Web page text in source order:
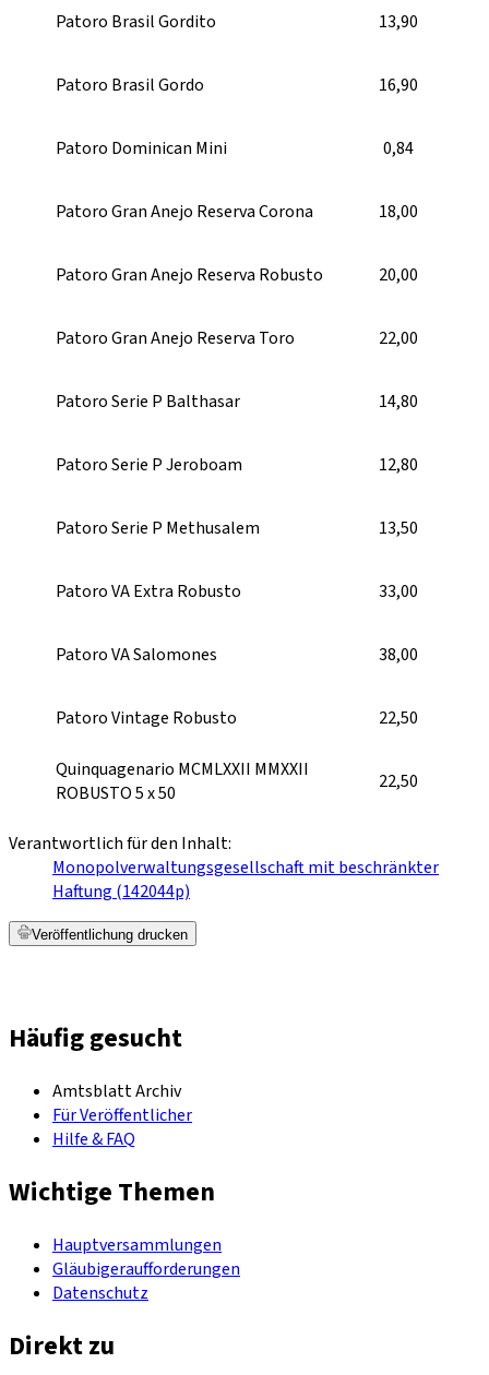
Patoro Brasil Gordito 13,90
Patoro Brasil Gordo 16,90
Patoro Dominican Mini 0,84
Patoro Gran Anejo Reserva Corona 18,00
Patoro Gran Anejo Reserva Robusto 20,00
Patoro Gran Anejo Reserva Toro 22,00
Patoro Serie P Balthasar 14,80
Patoro Serie P Jeroboam 12,80
Patoro Serie P Methusalem 13,50
Patoro VA Extra Robusto 33,00
Patoro VA Salomones 38,00
Patoro Vintage Robusto 22,50
Quinquagenario MCMLXXII MMXXII
ROBUSTO 5 x 50
22,50
Verantwortlich für den Inhalt:
Monopolverwaltungsgesellschaft mit beschränkter
Haftung (142044p)
Veröffentlichung drucken
Häufig gesucht
Amtsblatt Archiv
Für Veröffentlicher
Hilfe & FAQ
Wichtige Themen
Hauptversammlungen
Gläubigeraufforderungen
Datenschutz
Direkt zu